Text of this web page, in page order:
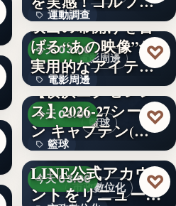
運動調查
34%
始め…
電影周邊
今天 03:00
電影周邊
75
映画の幕開けを告
げる“あの映像”が
実用的なアイテム
に！「…
♡
籃球
今天 03:00
籃球
3
【横浜エクセレン
ス】2026-27シーズ
ン キャプテン(…
♡
市政數位化
今天 03:00
千葉県茂原市が
LINE公式アカウ
ントをリニューア
♡